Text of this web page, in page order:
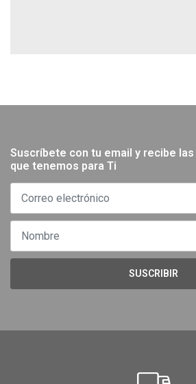
Suscríbete con tu email y recibe
que tenemos para Ti
SUSCRIBIR